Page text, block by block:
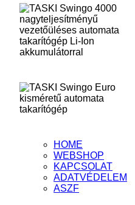
HOME
WEBSHOP
KAPCSOLAT
ADATVÉDELEM
ASZF